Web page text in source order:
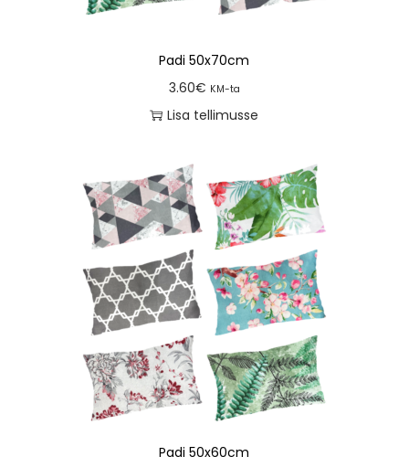
Padi 50x70cm
3.60€ KM-ta
Lisa tellimusse
Padi 50x60cm